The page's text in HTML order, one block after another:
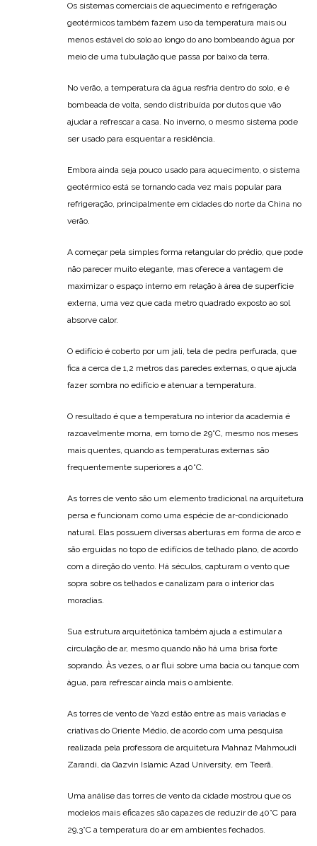
Os sistemas comerciais de aquecimento e refrigeração
geotérmicos também fazem uso da temperatura mais ou
menos estável do solo ao longo do ano bombeando água por
meio de uma tubulação que passa por baixo da terra.
No verão, a temperatura da água resfria dentro do solo, e é
bombeada de volta, sendo distribuída por dutos que vão
ajudar a refrescar a casa. No inverno, o mesmo sistema pode
ser usado para esquentar a residência.
Embora ainda seja pouco usado para aquecimento, o sistema
geotérmico está se tornando cada vez mais popular para
refrigeração, principalmente em cidades do norte da China no
verão.
A começar pela simples forma retangular do prédio, que pode
não parecer muito elegante, mas oferece a vantagem de
maximizar o espaço interno em relação à área de superfície
externa, uma vez que cada metro quadrado exposto ao sol
absorve calor.
O edifício é coberto por um jali, tela de pedra perfurada, que
fica a cerca de 1,2 metros das paredes externas, o que ajuda
fazer sombra no edifício e atenuar a temperatura.
O resultado é que a temperatura no interior da academia é
razoavelmente morna, em torno de 29°C, mesmo nos meses
mais quentes, quando as temperaturas externas são
frequentemente superiores a 40°C.
As torres de vento são um elemento tradicional na arquitetura
persa e funcionam como uma espécie de ar-condicionado
natural. Elas possuem diversas aberturas em forma de arco e
são erguidas no topo de edifícios de telhado plano, de acordo
com a direção do vento. Há séculos, capturam o vento que
sopra sobre os telhados e canalizam para o interior das
moradias.
Sua estrutura arquitetônica também ajuda a estimular a
circulação de ar, mesmo quando não há uma brisa forte
soprando. Às vezes, o ar flui sobre uma bacia ou tanque com
água, para refrescar ainda mais o ambiente.
As torres de vento de Yazd estão entre as mais variadas e
criativas do Oriente Médio, de acordo com uma pesquisa
realizada pela professora de arquitetura Mahnaz Mahmoudi
Zarandi, da Qazvin Islamic Azad University, em Teerã.
Uma análise das torres de vento da cidade mostrou que os
modelos mais eficazes são capazes de reduzir de 40°C para
29,3°C a temperatura do ar em ambientes fechados.